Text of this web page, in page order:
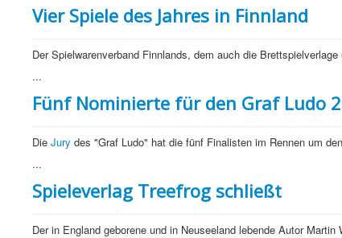
Vier Spiele des Jahres in Finnland
Der Spielwarenverband Finnlands, dem auch die
...
Fünf Nominierte für den Graf Ludo
Die Jury des "Graf Ludo" hat die fünf Finalisten im Rennen um
...
Spieleverlag Treefrog schließt
Der in England geborene und in Neuseeland lebende Autor